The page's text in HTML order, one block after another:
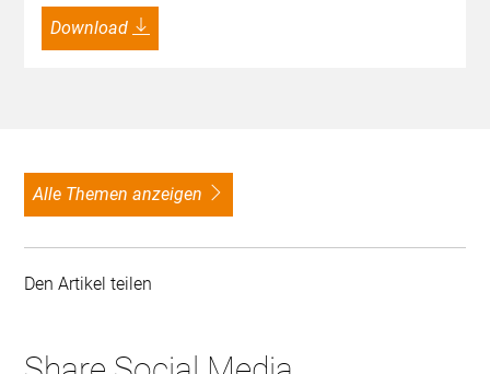
Download
alle Themen anzeigen
Den Artikel teilen